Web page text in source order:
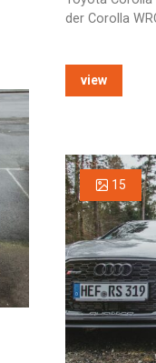
der Corolla
view
15